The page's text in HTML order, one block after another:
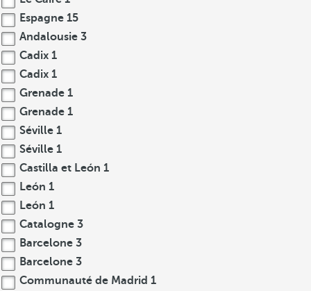
Espagne 15
Andalousie 3
Cadix 1
Cadix 1
Grenade 1
Grenade 1
Séville 1
Séville 1
Castilla et León 1
León 1
León 1
Catalogne 3
Barcelone 3
Barcelone 3
Communauté de Madrid 1